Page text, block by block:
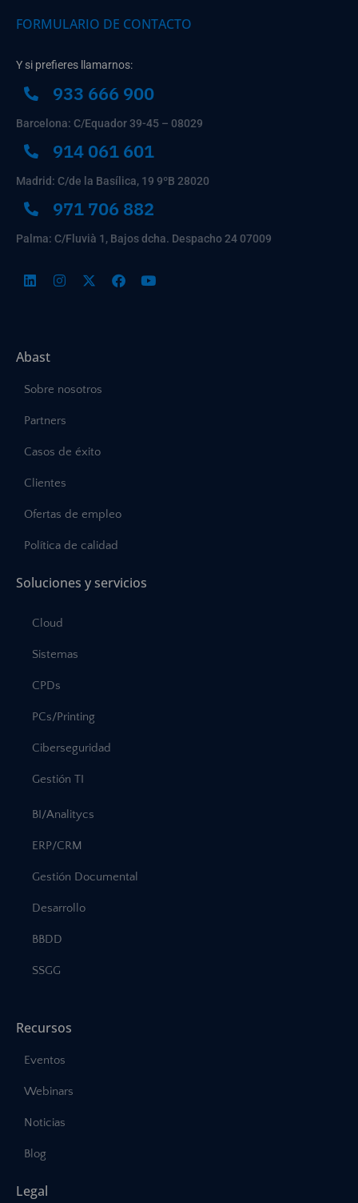
FORMULARIO DE CONTACTO
Y si prefieres llamarnos:
933 666 900
Barcelona: C/Equador 39-45 – 08029
914 061 601
Madrid: C/de la Basílica, 19 9ºB 28020
971 706 882
Palma: C/Fluvià 1, Bajos dcha. Despacho 24 07009
Abast
Sobre nosotros
Partners
Casos de éxito
Clientes
Ofertas de empleo
Política de calidad
Soluciones y servicios
Cloud
Sistemas
CPDs
PCs/Printing
Ciberseguridad
Gestión TI
BI/Analitycs
ERP/CRM
Gestión Documental
Desarrollo
BBDD
SSGG
Recursos
Eventos
Webinars
Noticias
Blog
Legal